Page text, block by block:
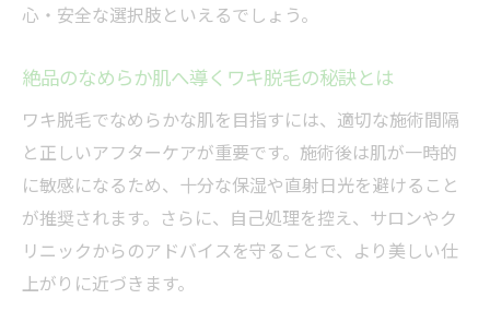
心・安全な選択肢といえるでしょう。
絶品のなめらか肌へ導くワキ脱毛の秘訣とは
ワキ脱毛でなめらかな肌を目指すには、適切な施術間隔
と正しいアフターケアが重要です。施術後は肌が一時的
に敏感になるため、十分な保湿や直射日光を避けること
が推奨されます。さらに、自己処理を控え、サロンやク
リニックからのアドバイスを守ることで、より美しい仕
上がりに近づきます。